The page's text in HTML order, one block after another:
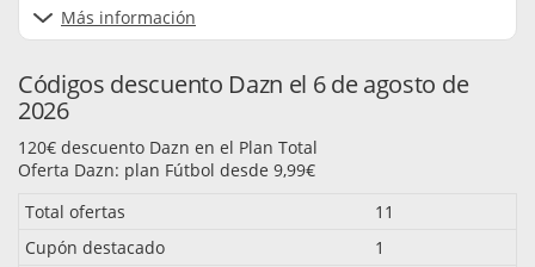
Más información
Códigos descuento Dazn el 6 de agosto de
2026
120€ descuento Dazn en el Plan Total
Oferta Dazn: plan Fútbol desde 9,99€
Total ofertas
11
Cupón destacado
1